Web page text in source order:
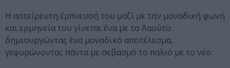
Η αστείρευτη έμπνευσή του μαζί με την μοναδική φωνή
και ερμηνεία του γίνεται ένα με το Λαούτο
δημιουργώντας ένα μοναδικό αποτέλεσμα,
γεφυρώνοντας πάντα με σεβασμό το παλιό με το νέο.